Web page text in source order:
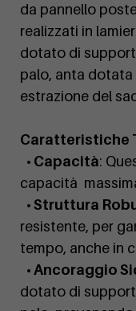
da pannello
realizzati in
dotato di
palo, anta dotata
estrazione del
Caratteristiche
• Capacità:
capacità
• Struttura
resistente, per
tempo, anche in
• Ancoraggio
dotato di